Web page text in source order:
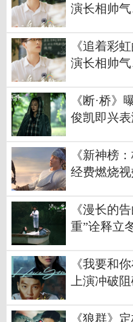
演长相帅
《追着彩
演长相帅
《断·桥》
俊凯即兴表
《新神榜
经费燃烧
《漫长的
重”诠释立
《我要和
上演冲破
《狼群》